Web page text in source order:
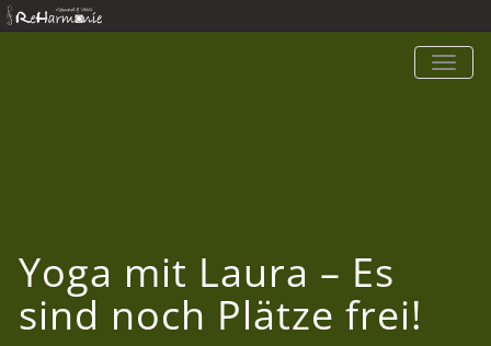
Yoga mit Laura – Es
sind noch Plätze frei!